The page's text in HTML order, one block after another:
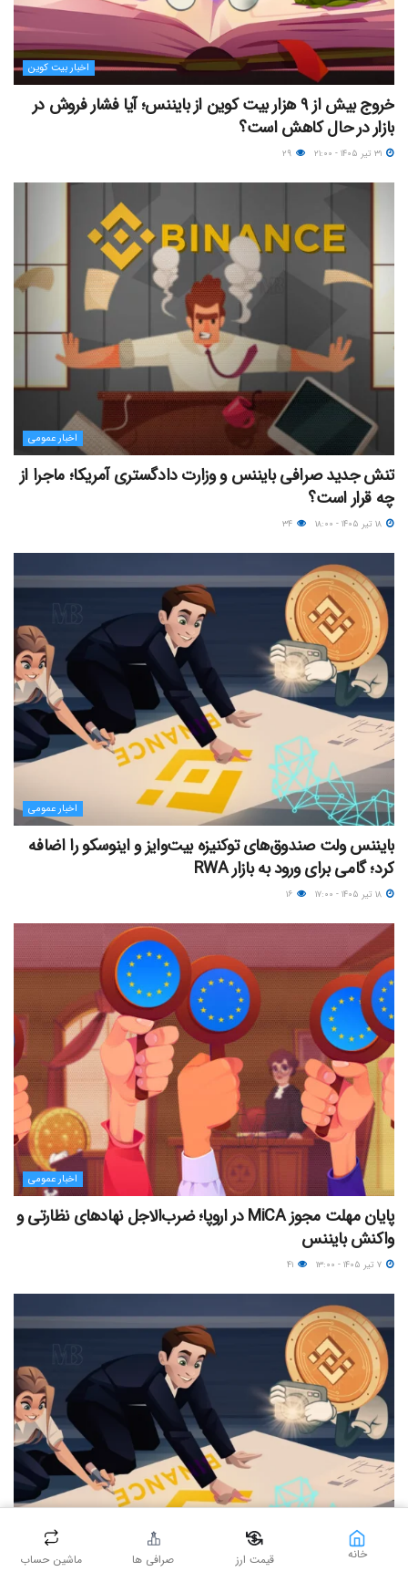
اخبار بیت کوین
خروج بیش از ۹ هزار بیت کوین از بایننس؛ آیا فشار فروش در
بازار در حال کاهش است؟
اخبار عمومی
تنش جدید صرافی بایننس و وزارت دادگستری آمریکا؛ ماجرا از
چه قرار است؟
اخبار عمومی
بایننس ولت صندوق‌های توکنیزه بیت‌وایز و اینوسکو را اضافه
کرد؛ گامی برای ورود به بازار RWA
اخبار عمومی
پایان مهلت مجوز MiCA در اروپا؛ ضرب‌الاجل نهادهای نظارتی و
واکنش بایننس
اخبار عمومی خانه قیمت ارز صرافی ها ماشین حساب